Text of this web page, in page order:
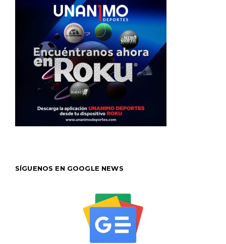
SÍGUENOS EN GOOGLE NEWS